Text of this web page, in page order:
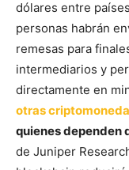
dólares entre
personas habrán
remesas para
intermediarios y
directamente en
otras
quienes dependen
de Juniper